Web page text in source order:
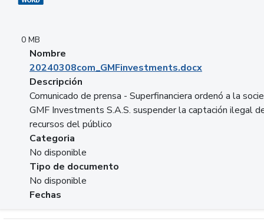
0 MB
Nombre
20240308com_GMFinvestments.docx
Descripción
Comunicado de prensa - Superfinanciera ordenó a la
GMF Investments S.A.S. suspender la captación ilegal
recursos del público
Categoria
No disponible
Tipo de documento
No disponible
Fechas